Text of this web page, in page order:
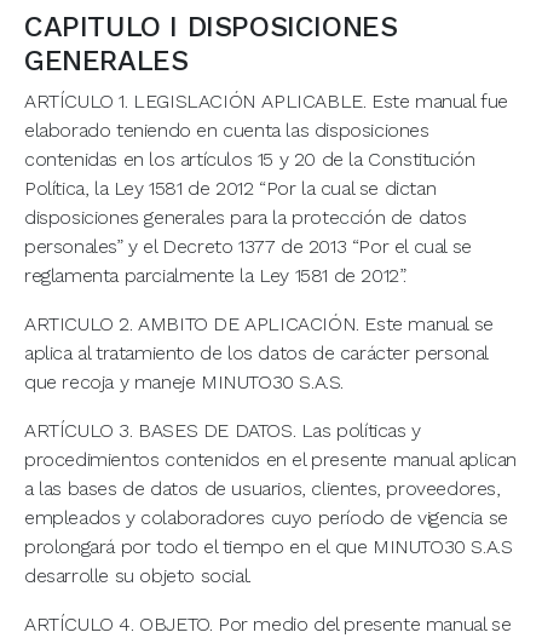
CAPITULO I DISPOSICIONES
GENERALES
ARTÍCULO 1. LEGISLACIÓN APLICABLE. Este manual fue
elaborado teniendo en cuenta las disposiciones
contenidas en los artículos 15 y 20 de la Constitución
Política, la Ley 1581 de 2012 “Por la cual se dictan
disposiciones generales para la protección de datos
personales” y el Decreto 1377 de 2013 “Por el cual se
reglamenta parcialmente la Ley 1581 de 2012”.
ARTICULO 2. AMBITO DE APLICACIÓN. Este manual se
aplica al tratamiento de los datos de carácter personal
que recoja y maneje MINUTO30 S.A.S.
ARTÍCULO 3. BASES DE DATOS. Las políticas y
procedimientos contenidos en el presente manual aplican
a las bases de datos de usuarios, clientes, proveedores,
empleados y colaboradores cuyo período de vigencia se
prolongará por todo el tiempo en el que MINUTO30 S.A.S
desarrolle su objeto social.
ARTÍCULO 4. OBJETO. Por medio del presente manual se